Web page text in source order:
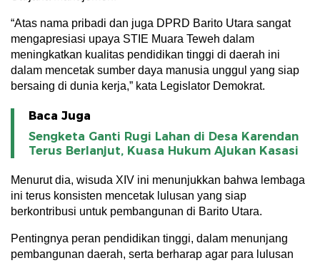
“Atas nama pribadi dan juga DPRD Barito Utara sangat
mengapresiasi upaya STIE Muara Teweh dalam
meningkatkan kualitas pendidikan tinggi di daerah ini
dalam mencetak sumber daya manusia unggul yang siap
bersaing di dunia kerja,” kata Legislator Demokrat.
Baca Juga
Sengketa Ganti Rugi Lahan di Desa Karendan
Terus Berlanjut, Kuasa Hukum Ajukan Kasasi
Menurut dia, wisuda XIV ini menunjukkan bahwa lembaga
ini terus konsisten mencetak lulusan yang siap
berkontribusi untuk pembangunan di Barito Utara.
Pentingnya peran pendidikan tinggi, dalam menunjang
pembangunan daerah, serta berharap agar para lulusan